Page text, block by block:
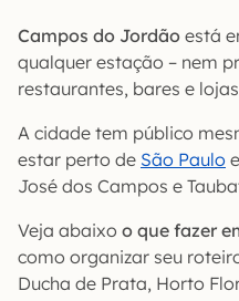
Campos do Jordão está
qualquer estação – nem
restaurantes, bares e
A cidade tem público
estar perto de São Paulo
José dos Campos e
Veja abaixo o que fazer
como organizar seu
Ducha de Prata, Horto